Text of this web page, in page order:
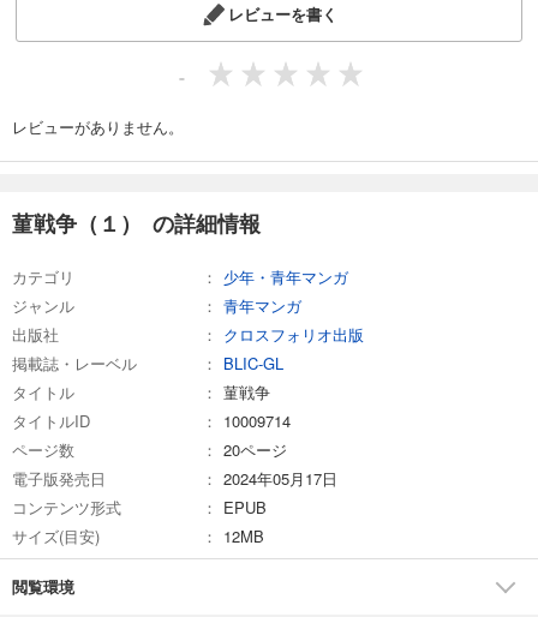
レビューを書く
-
レビューがありません。
菫戦争（１） の詳細情報
カテゴリ
少年・青年マンガ
ジャンル
青年マンガ
出版社
クロスフォリオ出版
掲載誌・レーベル
BLIC-GL
タイトル
菫戦争
タイトルID
10009714
ページ数
20ページ
電子版発売日
2024年05月17日
コンテンツ形式
EPUB
サイズ(目安)
12MB
閲覧環境